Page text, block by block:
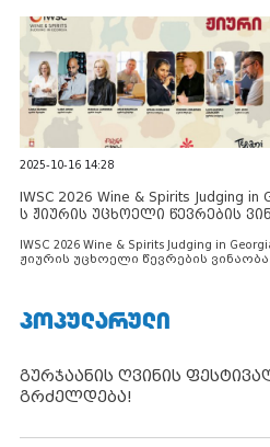
2025-10-16 14:28
IWSC 2026 Wine & Spirits Judging in
ს ჟიურის უცხოელი წევრების
IWSC 2026 Wine & Spirits Judging in
ჟიურის უცხოელი წევრების ვინაობა
ᲞᲝᲞᲣᲚᲐᲠᲣᲚᲘ
გურჯაანის ღვინის
გრძელდება!